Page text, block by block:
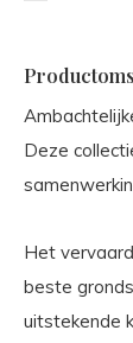
Deze
Het
beste
uitstekende